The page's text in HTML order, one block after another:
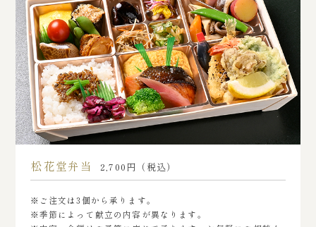
松花堂弁当 2,700円（税込）
※ご注文は3個から承ります。
※季節によって献立の内容が異なります。